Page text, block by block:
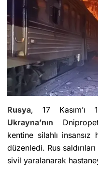
Rusya, 17 Kasım’ı
Ukrayna’nın
kentine silahlı insansız
düzenledi. Rus
sivil yaralanarak